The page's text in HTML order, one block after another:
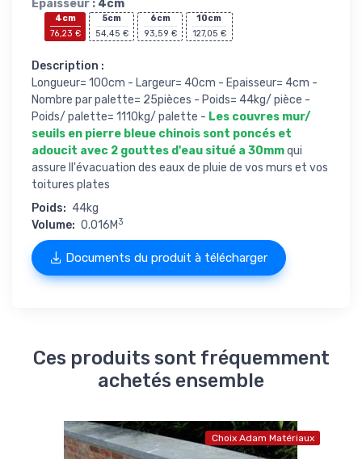
Epaisseur : 4cm
4cm
76,23 €
5cm
54,45 €
6cm
93,59 €
10cm
127,05 €
Description :
Longueur= 100cm - Largeur= 40cm - Epaisseur= 4cm -
Nombre par palette= 25pièces - Poids= 44kg/ pièce -
Poids/ palette= 1110kg/ palette - Les couvres mur/
seuils en pierre bleue chinois sont poncés et
adoucit avec 2 gouttes d'eau situé a 30mmqui
assure ll'évacuation des eaux de pluie de vos murs et vos
toitures plates
Poids: 44kg
Volume: 0.016M3
Documents du produit à télécharger
Ces produits sont fréquemment
achetés ensemble
Choix Adam Matériaux